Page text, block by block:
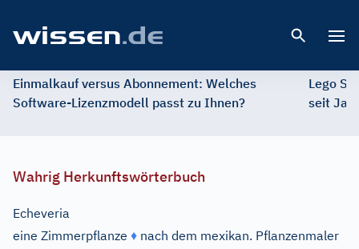
Einmalkauf versus Abonnement: Welches
Software-Lizenzmodell passt zu Ihnen?
Lego
seit
Wahrig Herkunftswörterbuch
Echeveria
eine Zimmerpflanze ♦ nach dem mexikan. Pflanzenmaler